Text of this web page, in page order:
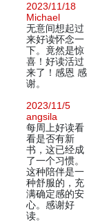
2023/11/18
Michael
无意间想起过
来好读怀念一
下。竟然是惊
喜！好读活过
来了！感恩 感
谢。
2023/11/5
angsila
每周上好读看
看是否有新
书，这已经成
了一个习惯。
这种陪伴是一
种舒服的，充
满确定感的安
心。感谢好
读。